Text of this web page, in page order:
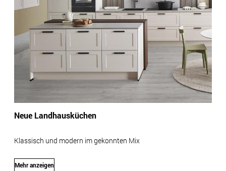
Neue Landhausküchen
Klassisch und modern im gekonnten Mix
Mehr anzeigen